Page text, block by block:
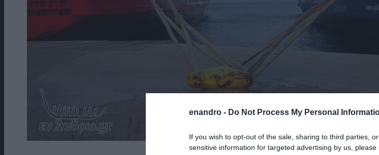
enandro - Do Not Process My Personal
If you wish to opt-out of the sale, sharing to third parties,
sensitive information for targeted advertising by us,